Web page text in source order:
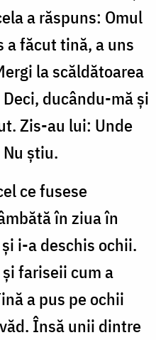
a răspuns: Omul
a făcut tină, a uns
la scăldătoarea
ducându-mă și
Zis-au lui: Unde
Nu știu.
ce fusese
în ziua în
i-a deschis ochii.
fariseii cum a
a pus pe ochii
Însă unii dintre